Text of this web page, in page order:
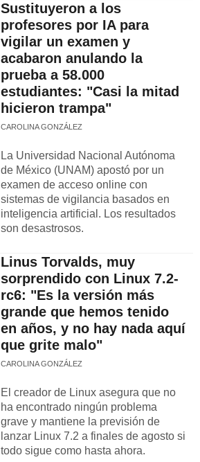
Sustituyeron a los
profesores por IA para
vigilar un examen y
acabaron anulando la
prueba a 58.000
estudiantes: "Casi la mitad
hicieron trampa"
CAROLINA GONZÁLEZ
La Universidad Nacional Autónoma
de México (UNAM) apostó por un
examen de acceso online con
sistemas de vigilancia basados en
inteligencia artificial. Los resultados
son desastrosos.
Linus Torvalds, muy
sorprendido con Linux 7.2-
rc6: "Es la versión más
grande que hemos tenido
en años, y no hay nada aquí
que grite malo"
CAROLINA GONZÁLEZ
El creador de Linux asegura que no
ha encontrado ningún problema
grave y mantiene la previsión de
lanzar Linux 7.2 a finales de agosto si
todo sigue como hasta ahora.